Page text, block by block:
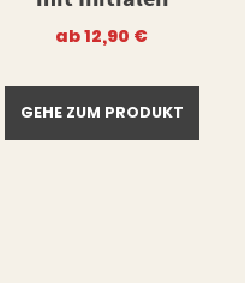
ab12,90 €
GEHE ZUM PRODUKT